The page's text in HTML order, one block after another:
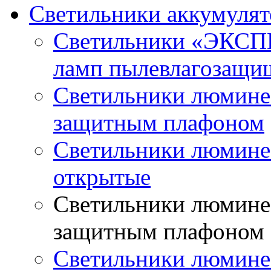
Светильники
Светильники
ламп
Светильники
защитным плафоном
Светильники
открытые
Светильники
защитным плафоном
Светильники